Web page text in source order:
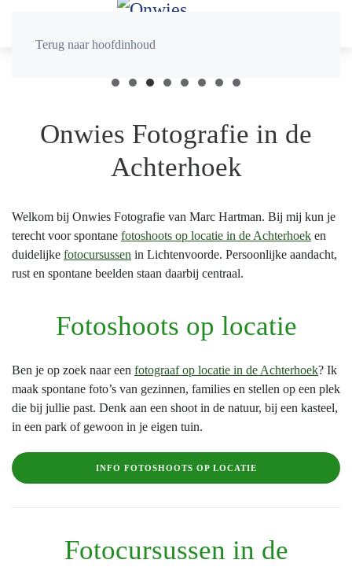
Terug naar hoofdinhoud
Onwies Fotografie in de
Achterhoek
Welkom bij Onwies Fotografie van Marc Hartman. Bij mij kun je
terecht voor spontane fotoshoots op locatie in de Achterhoek en
duidelijke fotocursussen in Lichtenvoorde. Persoonlijke aandacht,
rust en spontane beelden staan daarbij centraal.
Fotoshoots op locatie
Ben je op zoek naar een fotograaf op locatie in de Achterhoek? Ik
maak spontane foto’s van gezinnen, families en stellen op een plek
die bij jullie past. Denk aan een shoot in de natuur, bij een kasteel,
in een park of gewoon in je eigen tuin.
INFO FOTOSHOOTS OP LOCATIE
Fotocursussen in de